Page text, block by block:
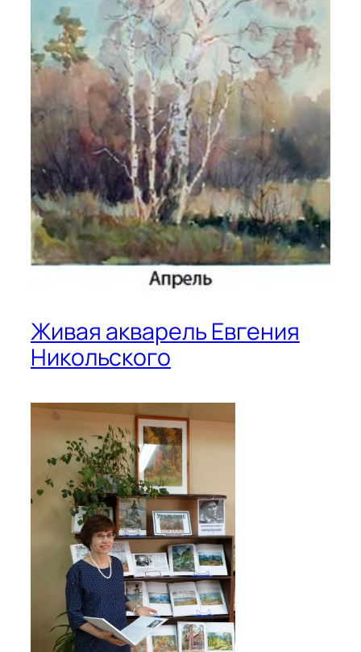
Живая акварель Евгения
Никольского